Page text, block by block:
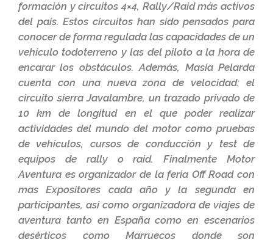
formación y circuitos 4×4, Rally/Raid más activos
del país. Estos circuitos han sido pensados para
conocer de forma regulada las capacidades de un
vehículo todoterreno y las del piloto a la hora de
encarar los obstáculos. Además, Masía Pelarda
cuenta con una nueva zona de velocidad: el
circuito sierra Javalambre, un trazado privado de
10 km de longitud en el que poder realizar
actividades del mundo del motor como pruebas
de vehículos, cursos de conducción y test de
equipos de rally o raid. Finalmente Motor
Aventura es organizador de la feria Off Road con
mas Expositores cada año y la segunda en
participantes, así como organizadora de viajes de
aventura tanto en España como en escenarios
desérticos como Marruecos donde son